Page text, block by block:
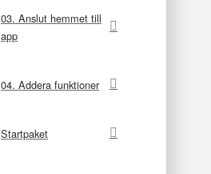
03. Anslut hemmet till
app
04. Addera funktioner
Startpaket